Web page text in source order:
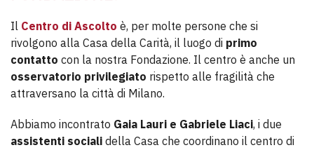
Il Centro di Ascolto è, per molte persone che si
rivolgono alla Casa della Carità, il luogo di primo
contatto con la nostra Fondazione. Il centro è anche un
osservatorio privilegiato rispetto alle fragilità che
attraversano la città di Milano.
Abbiamo incontrato Gaia Lauri e Gabriele Liaci, i due
assistenti sociali della Casa che coordinano il centro di